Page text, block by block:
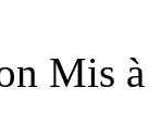
Mis